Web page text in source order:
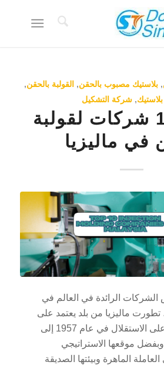
, بلاستيك مصبوب بالحقن, القولبة بالحقن,
,شركة التشكيل
أفضل 10 شركات لقولبة
في ماليزيا
الشركات الرائدة في العالم في
تطورت ماليزيا من بلد يعتمد على
الزراعة منذ حصولها على الاستقلال في عام 1957 إلى
موقعها الاستراتيجي
الماهرة وبيئتها الصديقة